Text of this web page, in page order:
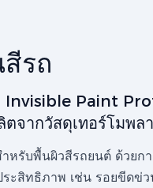
รถ
Invisible Paint
จากวัสดุเทอร์โมพล
หรับพื้นผิวสีรถยนต์ ด้วยก
ะสิทธิภาพ เช่น รอยขีดข่